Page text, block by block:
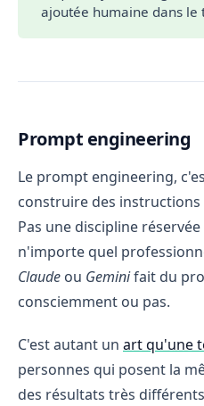
ajoutée humaine dans le
Prompt engineering
Le prompt engineering,
construire des instructions
Pas une discipline
n'importe quel
Claude ou Geminifait du
consciemment ou pas.
C'est autant un art qu'une
personnes qui posent la
des résultats très